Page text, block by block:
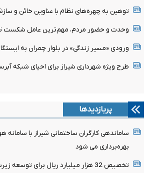
توهین به چهره‌های نظام با عناوین خائن و
وحدت و حضور مردم، مهم‌ترین عامل شکست
ورودی «مسیر زندگی» در بلوار چمران به
طرح ویژه شهرداری شیراز برای احیای شبکه
پربازدیدها
ساماندهی کارگران ساختمانی شیراز با
بهره‌برداری می شود
تخصیص 32 هزار میلیارد ریال برای توسعه زیرساخت‌های آبی استان